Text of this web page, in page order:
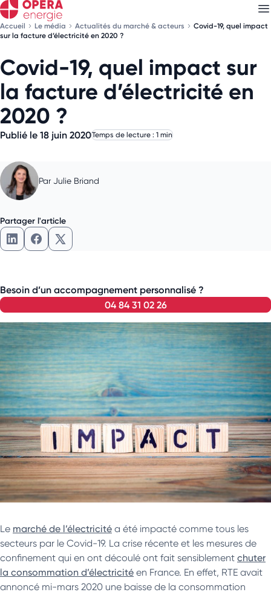
Accueil Le média Actualités du marché & acteurs
Covid-19, quel impact
sur la facture d’électricité en 2020 ?
Covid-19, quel impact sur
la facture d’électricité en
2020 ?
Publié le 18 juin 2020Temps de lecture : 1 min
Par Julie Briand
Partager l'article
Besoin d’un accompagnement personnalisé ?
04 84 31 02 26
Le marché de l’électricité a été impacté comme tous les
secteurs par le Covid-19. La crise récente et les mesures de
confinement qui en ont découlé ont fait sensiblement chuter
la consommation d’électricité en France. En effet, RTE avait
annoncé mi-mars 2020 une baisse de la consommation
Découvrez nosnewsletters
Choisissez les newsletters qui vous intéressent